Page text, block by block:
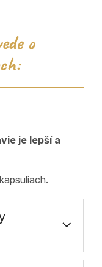
o
je lepší a